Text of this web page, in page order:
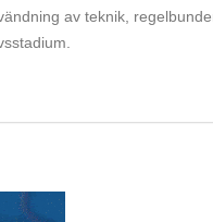
av teknik,